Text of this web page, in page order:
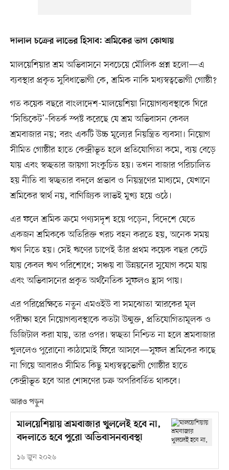
দালাল চক্রের লাভের হিসাব: শ্রমিকের ভাগ কোথায়
মালয়েশিয়ার শ্রম অভিবাসনে সবচেয়ে মৌলিক প্রশ্ন হলো—এ
ব্যবস্থার প্রকৃত সুবিধাভোগী কে, শ্রমিক নাকি মধ্যস্বত্বভোগী গোষ্ঠী?
গত কয়েক বছরে বাংলাদেশ-মালয়েশিয়া নিয়োগব্যবস্থাকে ঘিরে
‘সিন্ডিকেট’–বিতর্ক স্পষ্ট করেছে যে শ্রম অভিবাসন কেবল
শ্রমবাজার নয়; বরং একটি উচ্চ মূল্যের নিয়ন্ত্রিত ব্যবসা। নিয়োগ
সীমিত গোষ্ঠীর হাতে কেন্দ্রীভূত হলে প্রতিযোগিতা কমে, ব্যয় বেড়ে
যায় এবং স্বচ্ছতার জায়গা সংকুচিত হয়। তখন বাজার পরিচালিত
হয় নীতি বা স্বচ্ছতার বদলে প্রভাব ও নিয়ন্ত্রণের মাধ্যমে, যেখানে
শ্রমিকের স্বার্থ নয়, বাণিজ্যিক লাভই মুখ্য হয়ে ওঠে।
এর ফলে শ্রমিক ক্রমে পণ্যসদৃশ হয়ে পড়েন, বিদেশে যেতে
একজন শ্রমিককে অতিরিক্ত খরচ বহন করতে হয়, অনেক সময়
ঋণ নিতে হয়। সেই ঋণের চাপেই তাঁর প্রথম কয়েক বছর কেটে
যায় কেবল ঋণ পরিশোধে; সঞ্চয় বা উন্নয়নের সুযোগ কমে যায়
এবং অভিবাসনের প্রকৃত অর্থনৈতিক সুফলও হ্রাস পায়।
এর পরিপ্রেক্ষিতে নতুন এমওইউ বা সমঝোতা স্মারকের মূল
পরীক্ষা হবে নিয়োগব্যবস্থাকে কতটা উন্মুক্ত, প্রতিযোগিতামূলক ও
ডিজিটাল করা যায়, তার ওপর। স্বচ্ছতা নিশ্চিত না হলে শ্রমবাজার
খুললেও পুরোনো কাঠামোই ফিরে আসবে—সুফল শ্রমিকের কাছে
না গিয়ে আবারও সীমিত কিছু মধ্যস্বত্বভোগী গোষ্ঠীর হাতে
কেন্দ্রীভূত হবে আর শোষণের চক্র অপরিবর্তিত থাকবে।
আরও পড়ুন
মালয়েশিয়ায় শ্রমবাজার খুললেই হবে না,
বদলাতে হবে পুরো অভিবাসনব্যবস্থা
১৬ জুন ২০২৬